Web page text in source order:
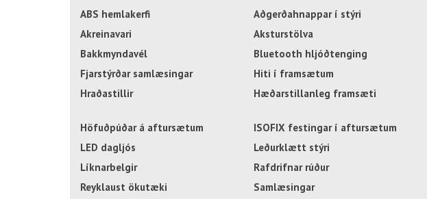
ABS hemlakerfi Aðgerðahnappar í stýri
Akreinavari
Aksturstölva
Bakkmyndavél
Bluetooth hljóðtenging
Fjarstýrðar samlæsingar
Hiti í framsætum
Hraðastillir
Hæðarstillanleg framsæti
Höfuðpúðar á aftursætum
ISOFIX festingar í aftursætum
LED dagljós
Leðurklætt stýri
Líknarbelgir
Rafdrifnar rúður
Reyklaust ökutæki
Samlæsingar